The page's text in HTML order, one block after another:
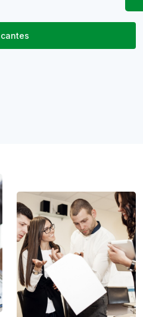
y egresados de la
No esperes más,
hacia tu éxito profesional.